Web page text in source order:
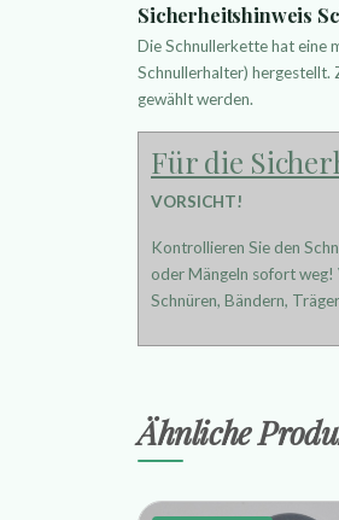
Sicherheitshinweis
Die Schnullerkette hat eine
Schnullerhalter) hergestellt.
gewählt werden.
Für die
VORSICHT!
Kontrollieren Sie den
oder Mängeln sofort weg!
Schnüren, Bändern,
Ähnliche